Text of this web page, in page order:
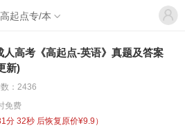
高起点专/本
人高考《高起点-英语》真题及答案
新)
：2436
免费
分 32秒 后恢复原价¥9.9）